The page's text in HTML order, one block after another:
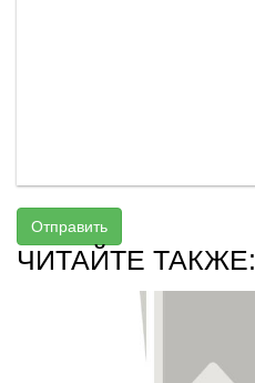
Отправить
ЧИТАЙТЕ ТАКЖЕ: